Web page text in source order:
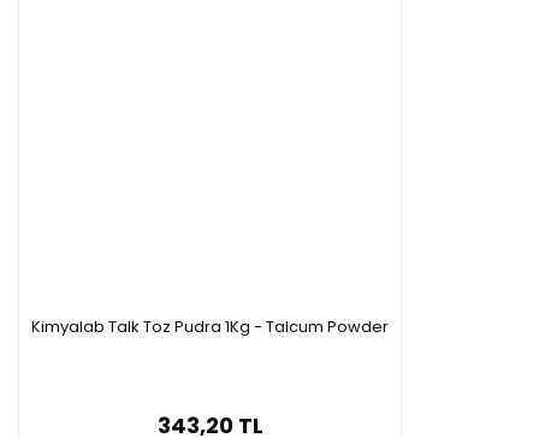
Kimyalab Talk Toz Pudra 1Kg - Talcum Powder
343,20 TL